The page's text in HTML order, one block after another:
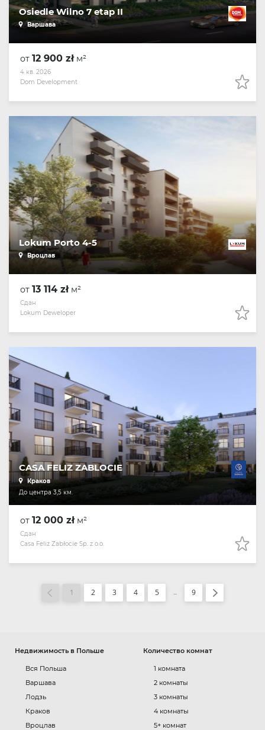
Osiedle Wilno 7 etap II
Варшава
от 12 900 złм²
4 кв. 2026
Dom Development
Lokum Porto 4-5
Вроцлав
от 13 114 złм²
Сдан
Lokum Deweloper
CASA FELIZ ZABLOCIE
Краков
До центра 3,5 км.
от 12 000 złм²
Сдан
Casa Feliz Zabłocie Sp. z o.o.
1 2 3 4 5 ... 9
Недвижимость в Польше
Вся Польша
Варшава
Лодзь
Краков
Вроцлав
Количество комнат
1 комната
2 комнаты
3 комнаты
4 комнаты
5+ комнат